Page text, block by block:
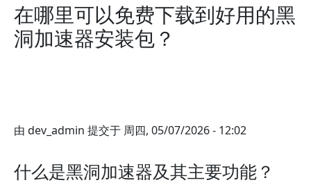
在哪里可以免费下载到好用的黑
洞加速器安装包？
由 dev_admin 提交于 周四, 05/07/2026 - 12:02
什么是黑洞加速器及其主要功能？